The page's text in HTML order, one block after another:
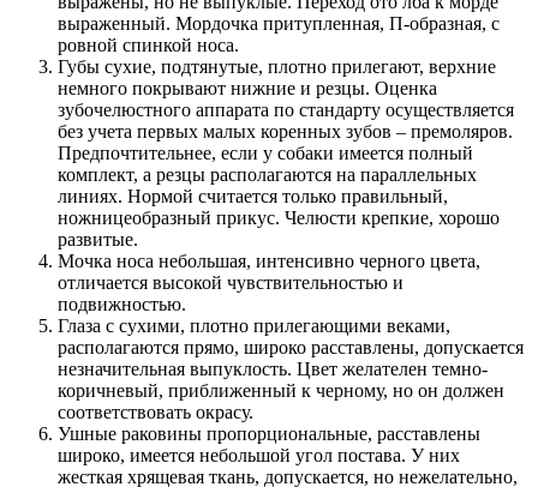
выраженный. Мордочка притупленная, П-образная, с
ровной спинкой носа.
Губы сухие, подтянутые, плотно прилегают, верхние
немного покрывают нижние и резцы. Оценка
зубочелюстного аппарата по стандарту осуществляется
без учета первых малых коренных зубов – премоляров.
Предпочтительнее, если у собаки имеется полный
комплект, а резцы располагаются на параллельных
линиях. Нормой считается только правильный,
ножницеобразный прикус. Челюсти крепкие, хорошо
развитые.
Мочка носа небольшая, интенсивно черного цвета,
отличается высокой чувствительностью и
подвижностью.
Глаза с сухими, плотно прилегающими веками,
располагаются прямо, широко расставлены, допускается
незначительная выпуклость. Цвет желателен темно-
коричневый, приближенный к черному, но он должен
соответствовать окрасу.
Ушные раковины пропорциональные, расставлены
широко, имеется небольшой угол постава. У них
жесткая хрящевая ткань, допускается, но нежелательно,